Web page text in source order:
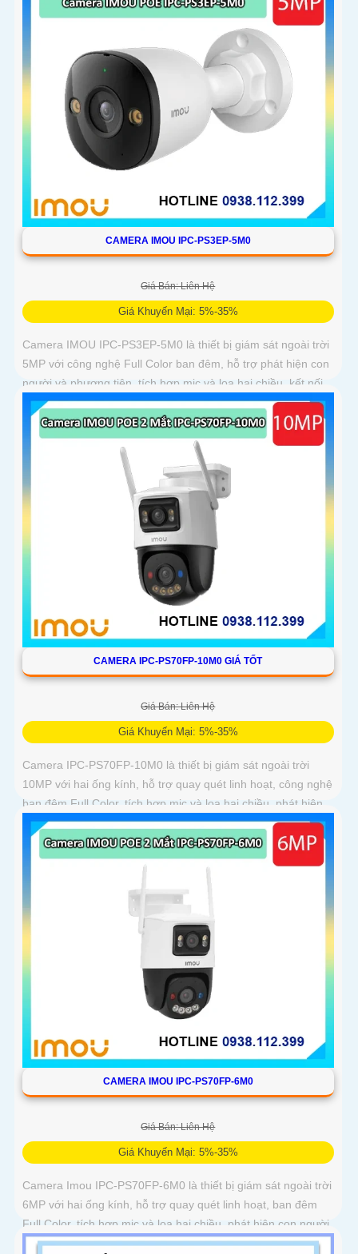
CAMERA IMOU IPC-PS3EP-5M0
Giá Bán: Liên Hệ
Giá Khuyến Mại: 5%-35%
Camera IMOU IPC-PS3EP-5M0 là thiết bị giám sát ngoài trời
5MP với công nghệ Full Color ban đêm, hỗ trợ phát hiện con
người và phương tiện, tích hợp mic và loa hai chiều, kết nối
PoE tiện lợi, phù hợp cho gia đình, cửa hàng và văn phòng
CAMERA IPC-PS70FP-10M0 GIÁ TỐT
Giá Bán: Liên Hệ
Giá Khuyến Mại: 5%-35%
Camera IPC-PS70FP-10M0 là thiết bị giám sát ngoài trời
10MP với hai ống kính, hỗ trợ quay quét linh hoạt, công nghệ
ban đêm Full Color, tích hợp mic và loa hai chiều, phát hiện
con người và phương tiện, phù hợp lắp đặt cho gia đình, cửa
hàng và văn phòng
CAMERA IMOU IPC-PS70FP-6M0
Giá Bán: Liên Hệ
Giá Khuyến Mại: 5%-35%
Camera Imou IPC-PS70FP-6M0 là thiết bị giám sát ngoài trời
6MP với hai ống kính, hỗ trợ quay quét linh hoạt, ban đêm
Full Color, tích hợp mic và loa hai chiều, phát hiện con người
và phương tiện, phù hợp lắp đặt cho gia đình, cửa hàng và